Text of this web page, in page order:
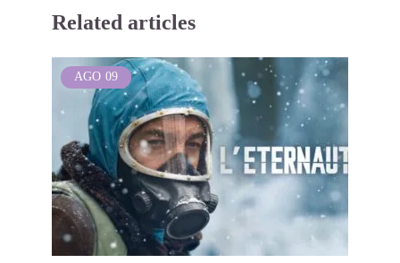
Related articles
AGO 09